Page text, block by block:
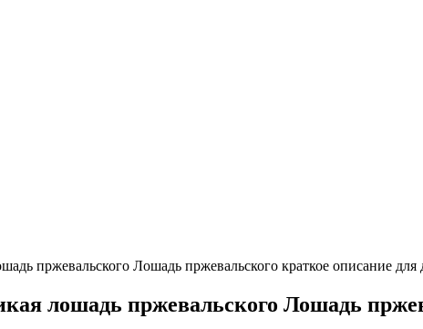
пржевальского Лошадь пржевальского краткое описание для
лошадь пржевальского Лошадь